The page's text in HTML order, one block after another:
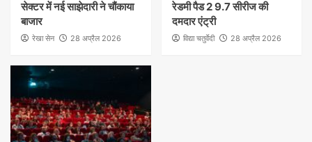
सेक्टर में नई साझेदारी ने चौंकाया
बाजार
रेखा सेन 28 अप्रैल 2026
रेडमी पैड 2 9.7 सीरीज की
दमदार एंट्री
विद्या चतुर्वेदी 28 अप्रैल 2026